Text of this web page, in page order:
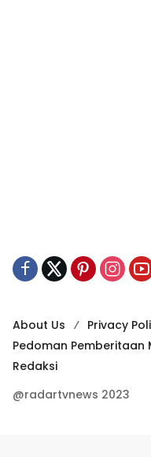
About Us
Privacy
Pedoman Pemberitaan
Redaksi
@radartvnews 2023